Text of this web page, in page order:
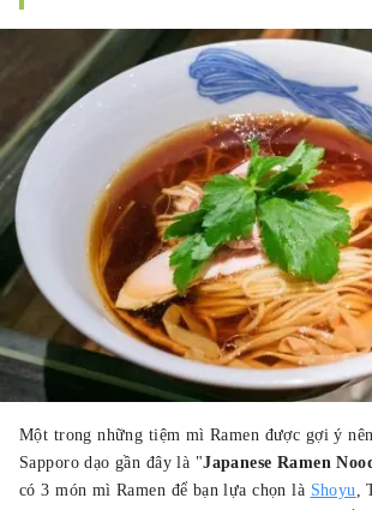
Một trong những tiệm mì Ramen được gợi ý
Sapporo dạo gần đây là "Japanese Ramen
có 3 món mì Ramen để bạn lựa chọn là Shoyu,